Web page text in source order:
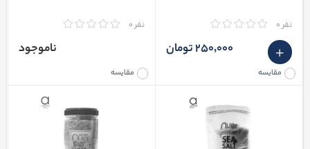
نفر 0
مقایسه
250٬000 تومان
نفر 0
مقایسه
ناموجود